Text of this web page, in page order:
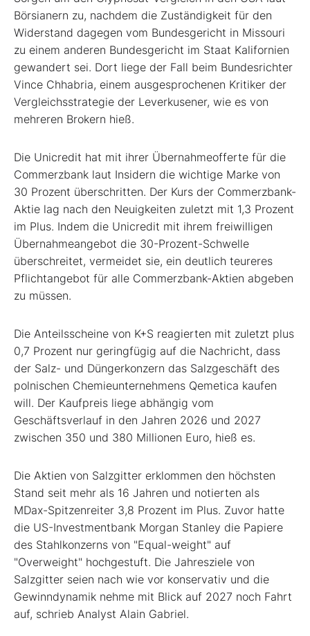
Börsianern zu, nachdem die Zuständigkeit für den
Widerstand dagegen vom Bundesgericht in Missouri
zu einem anderen Bundesgericht im Staat Kalifornien
gewandert sei. Dort liege der Fall beim Bundesrichter
Vince Chhabria, einem ausgesprochenen Kritiker der
Vergleichsstrategie der Leverkusener, wie es von
mehreren Brokern hieß.
Die Unicredit hat mit ihrer Übernahmeofferte für die
Commerzbank laut Insidern die wichtige Marke von
30 Prozent überschritten. Der Kurs der Commerzbank-
Aktie lag nach den Neuigkeiten zuletzt mit 1,3 Prozent
im Plus. Indem die Unicredit mit ihrem freiwilligen
Übernahmeangebot die 30-Prozent-Schwelle
überschreitet, vermeidet sie, ein deutlich teureres
Pflichtangebot für alle Commerzbank-Aktien abgeben
zu müssen.
Die Anteilsscheine von K+S reagierten mit zuletzt plus
0,7 Prozent nur geringfügig auf die Nachricht, dass
der Salz- und Düngerkonzern das Salzgeschäft des
polnischen Chemieunternehmens Qemetica kaufen
will. Der Kaufpreis liege abhängig vom
Geschäftsverlauf in den Jahren 2026 und 2027
zwischen 350 und 380 Millionen Euro, hieß es.
Die Aktien von Salzgitter erklommen den höchsten
Stand seit mehr als 16 Jahren und notierten als
MDax-Spitzenreiter 3,8 Prozent im Plus. Zuvor hatte
die US-Investmentbank Morgan Stanley die Papiere
des Stahlkonzerns von "Equal-weight" auf
"Overweight" hochgestuft. Die Jahresziele von
Salzgitter seien nach wie vor konservativ und die
Gewinndynamik nehme mit Blick auf 2027 noch Fahrt
auf, schrieb Analyst Alain Gabriel.